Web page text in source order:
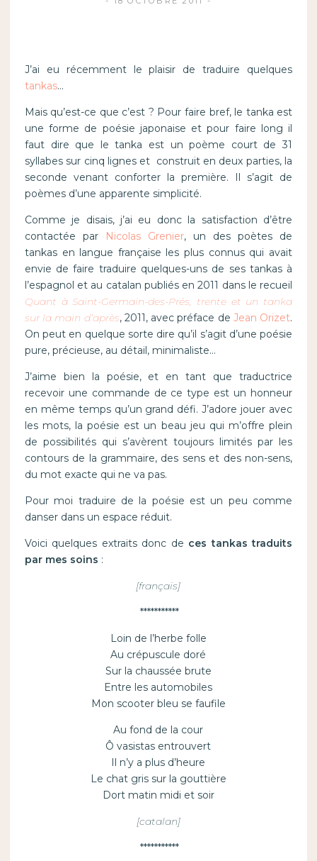
J’ai eu récemment le plaisir de traduire quelques
tankas…
Mais qu’est-ce que c’est ? Pour faire bref, le tanka est
une forme de poésie japonaise et pour faire long il
faut dire que le tanka est un poème court de 31
syllabes sur cinq lignes et construit en deux parties, la
seconde venant conforter la première. Il s’agit de
poèmes d’une apparente simplicité.
Comme je disais, j’ai eu donc la satisfaction d’être
contactée par
Nicolas Grenier, un des poètes de
tankas en langue française les plus connus qui avait
envie de faire traduire quelques-uns de ses tankas à
l’espagnol et au catalan publiés en 2011 dans le recueil
Quant à Saint-Germain-des-Prés, trente et un tanka
sur la main d’après, 2011, avec préface de Jean Orizet.
On peut en quelque sorte dire qu’il s’agit d’une poésie
pure, précieuse, au détail, minimaliste…
J’aime bien la poésie, et en tant que traductrice
recevoir une commande de ce type est un honneur
en même temps qu’un grand défi. J’adore jouer avec
les mots, la poésie est un beau jeu qui m’offre plein
de possibilités qui s’avèrent toujours limités par les
contours de la grammaire, des sens et des non-sens,
du mot exacte qui ne va pas.
Pour moi traduire de la poésie est un peu comme
danser dans un espace réduit.
Voici quelques extraits donc de ces tankas traduits
par mes soins :
[français]
***********
Loin de l’herbe folle
Au crépuscule doré
Sur la chaussée brute
Entre les automobiles
Mon scooter bleu se faufile
Au fond de la cour
Ô vasistas entrouvert
Il n’y a plus d’heure
Le chat gris sur la gouttière
Dort matin midi et soir
[catalan]
***********